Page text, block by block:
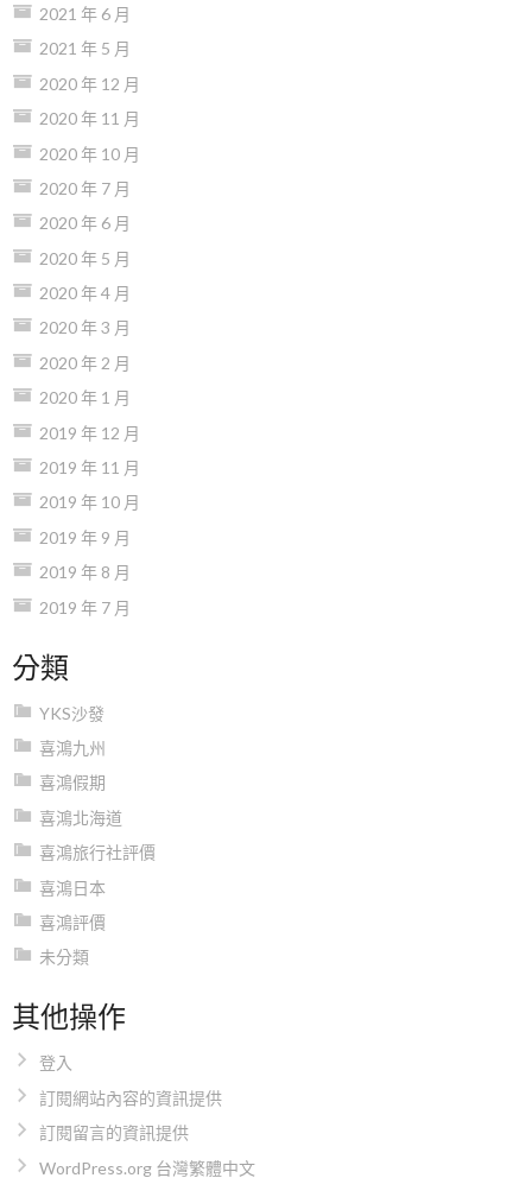
2021 年 6 月
2021 年 5 月
2020 年 12 月
2020 年 11 月
2020 年 10 月
2020 年 7 月
2020 年 6 月
2020 年 5 月
2020 年 4 月
2020 年 3 月
2020 年 2 月
2020 年 1 月
2019 年 12 月
2019 年 11 月
2019 年 10 月
2019 年 9 月
2019 年 8 月
2019 年 7 月
分類
YKS沙發
喜鴻九州
喜鴻假期
喜鴻北海道
喜鴻旅行社評價
喜鴻日本
喜鴻評價
未分類
其他操作
登入
訂閱網站內容的資訊提供
訂閱留言的資訊提供
WordPress.org 台灣繁體中文